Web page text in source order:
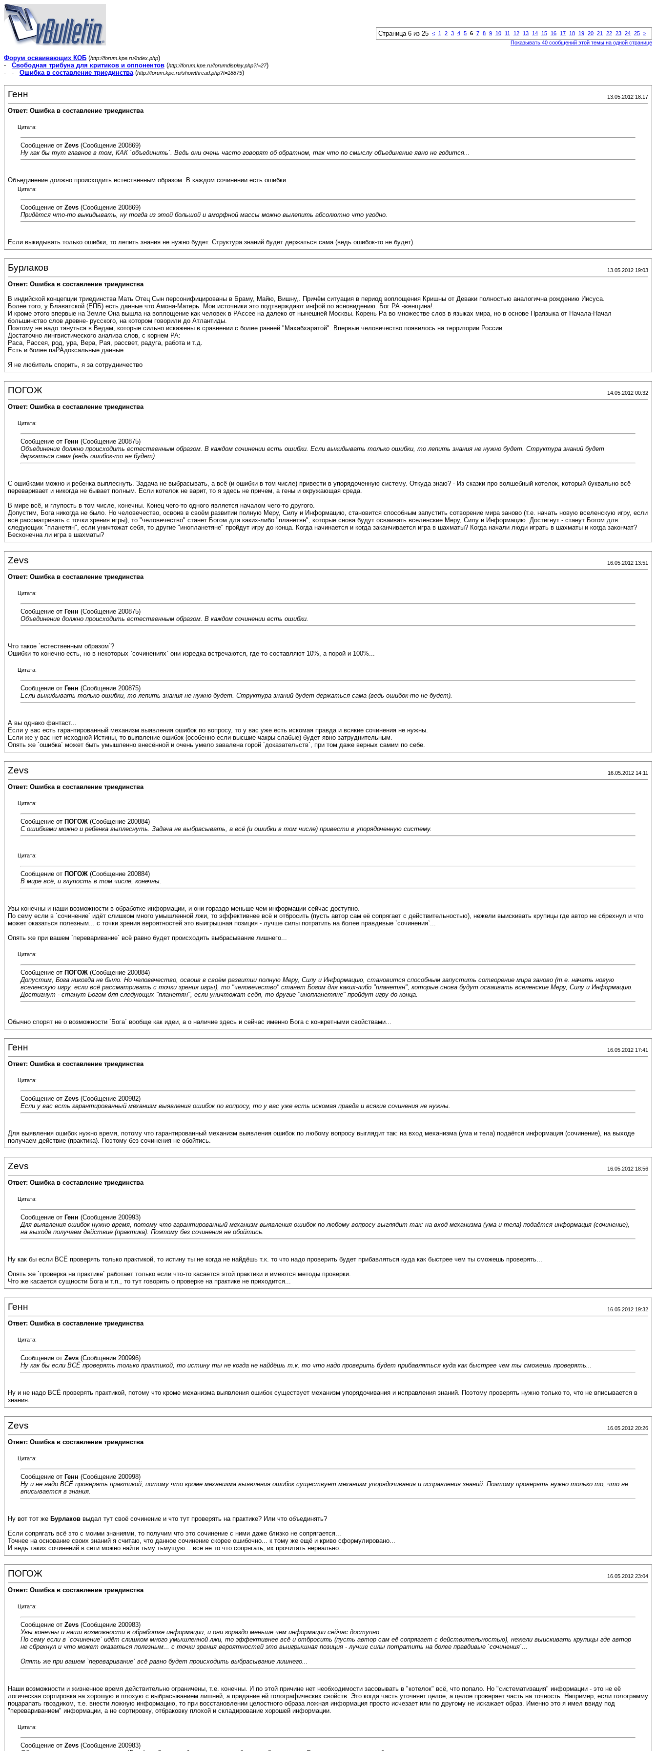
Страница 6 из 25 < 1 2 3 4 5 6 7 8 9 10 11 12 13 14 15 16 17 18 19 20 21 22 23 24 25 >
Показывать 40 сообщений этой темы на одной странице
Форум осваивающих КОБ (http://forum.kpe.ru/index.php)
- Свободная трибуна для критиков и оппонентов (http://forum.kpe.ru/forumdisplay.php?f=27)
- - Ошибка в составление триединства(http://forum.kpe.ru/showthread.php?t=18875)
Генн 13.05.2012 18:17
Ответ: Ошибка в составление триединства
Цитата:
Сообщение от Zevs (Сообщение 200869)
Ну как бы тут главное в том, КАК `объединить`. Ведь они очень часто говорят об обратном, так что по смыслу объединение явно не годится...
Объединение должно происходить естественным образом. В каждом сочинении есть ошибки.
Цитата:
Сообщение от Zevs (Сообщение 200869)
Придётся что-то выкидывать, ну тогда из этой большой и аморфной массы можно вылепить абсолютно что угодно.
Если выкидывать только ошибки, то лепить знания не нужно будет. Структура знаний будет держаться сама (ведь ошибок-то не будет).
Бурлаков 13.05.2012 19:03
Ответ: Ошибка в составление триединства
В индийской концепции триединства Мать Отец Сын персонифицированы в Браму, Майю, Вишну,. Причём ситуация в период воплощения Кришны от Деваки полностью аналогична рождению Иисуса.
Более того, у Блаватской (ЕПБ) есть данные что Амона-Матерь. Мои источники это подтверждают инфой по ясновидению. Бог РА -женщина!.
И кроме этого впервые на Земле Она вышла на воплощение как человек в РАссее на далеко от нынешней Москвы. Корень Ра во множестве слов в языках мира, но в основе Праязыка от Начала-Начал
большинство слов древне- русского, на котором говорили до Атлантиды.
Поэтому не надо тянуться в Ведам, которые сильно искажены в сравнении с более ранней "Махабхаратой". Впервые человечество появилось на территории России.
Достаточно лингвистического анализа слов, с корнем РА:
Раса, Рассея, род, ура, Вера, Рая, рассвет, радуга, работа и т.д.
Есть и более паРАдоксальные данные...
Я не любитель спорить, я за сотрудничество
ПОГОЖ 14.05.2012 00:32
Ответ: Ошибка в составление триединства
Цитата:
Сообщение от Генн (Сообщение 200875)
Объединение должно происходить естественным образом. В каждом сочинении есть ошибки. Если выкидывать только ошибки, то лепить знания не нужно будет. Структура знаний будет
держаться сама (ведь ошибок-то не будет).
С ошибками можно и ребенка выплеснуть. Задача не выбрасывать, а всё (и ошибки в том числе) привести в упорядоченную систему. Откуда знаю? - Из сказки про волшебный котелок, который буквально всё
переваривает и никогда не бывает полным. Если котелок не варит, то я здесь не причем, а гены и окружающая среда.
В мире всё, и глупость в том числе, конечны. Конец чего-то одного является началом чего-то другого.
Допустим, Бога никогда не было. Но человечество, освоив в своём развитии полную Меру, Силу и Информацию, становится способным запустить сотворение мира заново (т.е. начать новую вселенскую игру, если
всё рассматривать с точки зрения игры), то "человечество" станет Богом для каких-либо "планетян", которые снова будут осваивать вселенские Меру, Силу и Информацию. Достигнут - станут Богом для
следующих "планетян", если уничтожат себя, то другие "инопланетяне" пройдут игру до конца. Когда начинается и когда заканчивается игра в шахматы? Когда начали люди играть в шахматы и когда закончат?
Бесконечна ли игра в шахматы?
Zevs 16.05.2012 13:51
Ответ: Ошибка в составление триединства
Цитата:
Сообщение от Генн (Сообщение 200875)
Объединение должно происходить естественным образом. В каждом сочинении есть ошибки.
Что такое `естественным образом`?
Ошибки то конечно есть, но в некоторых `сочинениях` они изредка встречаются, где-то составляют 10%, а порой и 100%...
Цитата:
Сообщение от Генн (Сообщение 200875)
Если выкидывать только ошибки, то лепить знания не нужно будет. Структура знаний будет держаться сама (ведь ошибок-то не будет).
А вы однако фантаст...
Если у вас есть гарантированный механизм выявления ошибок по вопросу, то у вас уже есть искомая правда и всякие сочинения не нужны.
Если же у вас нет исходной Истины, то выявление ошибок (особенно если высшие чакры слабые) будет явно затруднительным.
Опять же `ошибка` может быть умышленно внесённой и очень умело завалена горой `доказательств`, при том даже верных самим по себе.
Zevs 16.05.2012 14:11
Ответ: Ошибка в составление триединства
Цитата:
Сообщение от ПОГОЖ (Сообщение 200884)
С ошибками можно и ребенка выплеснуть. Задача не выбрасывать, а всё (и ошибки в том числе) привести в упорядоченную систему.
Цитата:
Сообщение от ПОГОЖ (Сообщение 200884)
В мире всё, и глупость в том числе, конечны.
Увы конечны и наши возможности в обработке информации, и они гораздо меньше чем информации сейчас доступно.
По сему если в `сочинение` идёт слишком много умышленной лжи, то эффективнее всё и отбросить (пусть автор сам её сопрягает с действительностью), нежели выискивать крупицы где автор не сбрехнул и что
может оказаться полезным... с точки зрения вероятностей это выигрышная позиция - лучше силы потратить на более правдивые `сочинения`...
Опять же при вашем `переваривание` всё равно будет происходить выбрасывание лишнего...
Цитата:
Сообщение от ПОГОЖ (Сообщение 200884)
Допустим, Бога никогда не было. Но человечество, освоив в своём развитии полную Меру, Силу и Информацию, становится способным запустить сотворение мира заново (т.е. начать новую
вселенскую игру, если всё рассматривать с точки зрения игры), то "человечество" станет Богом для каких-либо "планетян", которые снова будут осваивать вселенские Меру, Силу и Информацию.
Достигнут - станут Богом для следующих "планетян", если уничтожат себя, то другие "инопланетяне" пройдут игру до конца.
Обычно спорят не о возможности `Бога` вообще как идеи, а о наличие здесь и сейчас именно Бога с конкретными свойствами...
Генн 16.05.2012 17:41
Ответ: Ошибка в составление триединства
Цитата:
Сообщение от Zevs (Сообщение 200982)
Если у вас есть гарантированный механизм выявления ошибок по вопросу, то у вас уже есть искомая правда и всякие сочинения не нужны.
Для выявления ошибок нужно время, потому что гарантированный механизм выявления ошибок по любому вопросу выглядит так: на вход механизма (ума и тела) подаётся информация (сочинение), на выходе
получаем действие (практика). Поэтому без сочинения не обойтись.
Zevs 16.05.2012 18:56
Ответ: Ошибка в составление триединства
Цитата:
Сообщение от Генн (Сообщение 200993)
Для выявления ошибок нужно время, потому что гарантированный механизм выявления ошибок по любому вопросу выглядит так: на вход механизма (ума и тела) подаётся информация (сочинение),
на выходе получаем действие (практика). Поэтому без сочинения не обойтись.
Ну как бы если ВСЁ проверять только практикой, то истину ты не когда не найдёшь т.к. то что надо проверить будет прибавляться куда как быстрее чем ты сможешь проверять...
Опять же `проверка на практике` работает только если что-то касается этой практики и имеются методы проверки.
Что же касается сущности Бога и т.п., то тут говорить о проверке на практике не приходится...
Генн 16.05.2012 19:32
Ответ: Ошибка в составление триединства
Цитата:
Сообщение от Zevs (Сообщение 200996)
Ну как бы если ВСЁ проверять только практикой, то истину ты не когда не найдёшь т.к. то что надо проверить будет прибавляться куда как быстрее чем ты сможешь проверять...
Ну и не надо ВСЁ проверять практикой, потому что кроме механизма выявления ошибок существует механизм упорядочивания и исправления знаний. Поэтому проверять нужно только то, что не вписывается в
знания.
Zevs 16.05.2012 20:26
Ответ: Ошибка в составление триединства
Цитата:
Сообщение от Генн (Сообщение 200998)
Ну и не надо ВСЁ проверять практикой, потому что кроме механизма выявления ошибок существует механизм упорядочивания и исправления знаний. Поэтому проверять нужно только то, что не
вписывается в знания.
Ну вот тот же Бурлаков выдал тут своё сочинение и что тут проверять на практике? Или что объединять?
Если сопрягать всё это с моими знаниями, то получим что это сочинение с ними даже близко не сопрягается...
Точнее на основание своих знаний я считаю, что данное сочинение скорее ошибочно... к тому же ещё и криво сформулировано...
И ведь таких сочинений в сети можно найти тьму тьмущую... все не то что сопрягать, их прочитать нереально...
ПОГОЖ 16.05.2012 23:04
Ответ: Ошибка в составление триединства
Цитата:
Сообщение от Zevs (Сообщение 200983)
Увы конечны и наши возможности в обработке информации, и они гораздо меньше чем информации сейчас доступно.
По сему если в `сочинение` идёт слишком много умышленной лжи, то эффективнее всё и отбросить (пусть автор сам её сопрягает с действительностью), нежели выискивать крупицы где автор
не сбрехнул и что может оказаться полезным... с точки зрения вероятностей это выигрышная позиция - лучше силы потратить на более правдивые `сочинения`...
Опять же при вашем `переваривание` всё равно будет происходить выбрасывание лишнего...
Наши возможности и жизненное время действительно ограничены, т.е. конечны. И по этой причине нет необходимости засовывать в "котелок" всё, что попало. Но "систематизация" информации - это не её
логическая сортировка на хорошую и плохую с выбрасыванием лишней, а придание ей голографических свойств. Это когда часть уточняет целое, а целое проверяет часть на точность. Например, если голограмму
поцарапать гвоздиком, т.е. внести ложную информацию, то при восстановлении целостного образа ложная информация просто исчезает или по другому не искажает образ. Именно это я имел ввиду под
"перевариванием" информации, а не сортировку, отбраковку плохой и складирование хорошей информации.
Цитата:
Сообщение от Zevs (Сообщение 200983)